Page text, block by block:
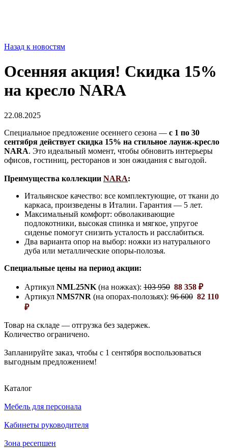
Назад к новостям
Осенняя акция! Скидка 15%
на кресло NARA
22.08.2025
Специальное предложение осеннего сезона — с 1 по 30
сентября действует скидка 15% на стильное лаунж-кресло
NARA. Это идеальный момент, чтобы обновить интерьеры
офисов, гостиниц, ресторанов и зон ожидания с выгодой.
Преимущества коллекции NARA:
Итальянское качество: все комплектующие, от ткани до
каркаса, произведены в Италии. Гарантия — 5 лет.
Максимальный комфорт: обволакивающие
подлокотники, высокая спинка и мягкое, упругое
сиденье помогут снизить усталость и расслабиться.
Два варианта опор на выбор: ножки из натурального
дуба или металлические опоры-полозья.
Специальные цены на период акции:
Артикул NML25NK (на ножках): 103 950 88 358 ₽
Артикул NMS7NR (на опорах-полозьях): 96 600 82 110
₽
Товар на складе — отгрузка без задержек.
Количество ограничено.
Запланируйте заказ, чтобы с 1 сентября воспользоваться
выгодным предложением!
Каталог
Мебель для персонала
Кабинеты руководителя
Зона ресепшен